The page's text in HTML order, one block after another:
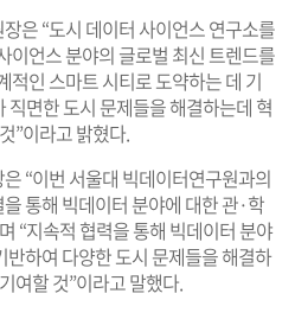
은 “도시 데이터 사이언스 연구소를
이언스 분야의 글로벌 최신 트렌드를
적인 스마트 시티로 도약하는 데 기
직면한 도시 문제들을 해결하는데 혁
”이라고 밝혔다.
“이번 서울대 빅데이터연구원과의
통해 빅데이터 분야에 대한 관·학
“지속적 협력을 통해 빅데이터 분야
하여 다양한 도시 문제들을 해결하
여할 것”이라고 말했다.